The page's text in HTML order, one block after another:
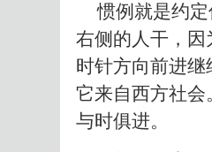
惯例就是约定
右侧的人干，
时针方向前进
它来自西方社
与时俱进。